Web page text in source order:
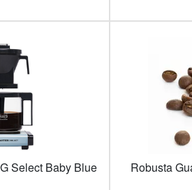
Select Baby Blue
Robusta